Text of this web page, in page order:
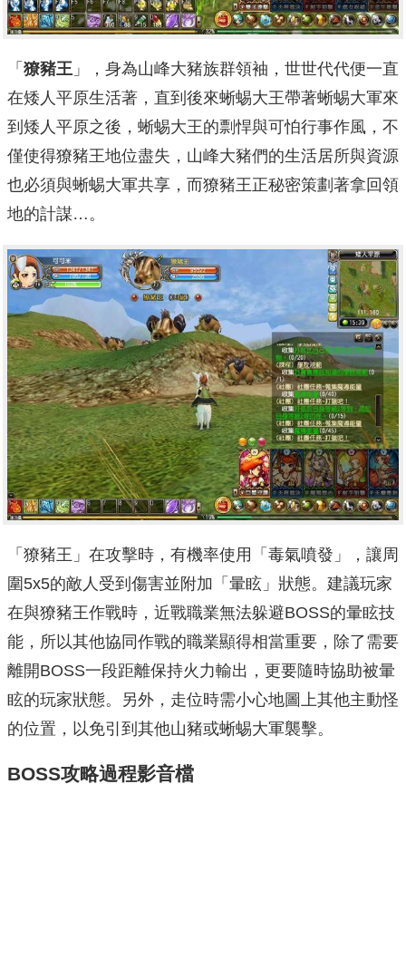
「 獠豬王 」，身為山峰大豬族群領袖，世世代代便一直
在矮人平原生活著，直到後來蜥蜴大王帶著蜥蜴大軍來
到矮人平原之後，蜥蜴大王的剽悍與可怕行事作風，不
僅使得獠豬王地位盡失，山峰大豬們的生活居所與資源
也必須與蜥蜴大軍共享，而獠豬王正秘密策劃著拿回領
地的計謀…。
「獠豬王」在攻擊時，有機率使用「毒氣噴發」，讓周
圍5x5的敵人受到傷害並附加「暈眩」狀態。建議玩家
在與獠豬王作戰時，近戰職業無法躲避BOSS的暈眩技
能，所以其他協同作戰的職業顯得相當重要，除了需要
離開BOSS一段距離保持火力輸出，更要隨時協助被暈
眩的玩家狀態。另外，走位時需小心地圖上其他主動怪
的位置，以免引到其他山豬或蜥蜴大軍襲擊。
BOSS攻略過程影音檔